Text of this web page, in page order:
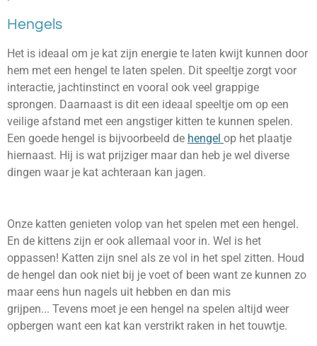
Hengels
Het is ideaal om je kat zijn energie te laten kwijt kunnen door
hem met een hengel te laten spelen. Dit speeltje zorgt voor
interactie, jachtinstinct en vooral ook veel grappige
sprongen. Daarnaast is dit een ideaal speeltje om op een
veilige afstand met een angstiger kitten te kunnen spelen.
Een goede hengel is bijvoorbeeld de hengel op het plaatje
hiernaast. Hij is wat prijziger maar dan heb je wel diverse
dingen waar je kat achteraan kan jagen.
Onze katten genieten volop van het spelen met een hengel.
En de kittens zijn er ook allemaal voor in. Wel is het
oppassen! Katten zijn snel als ze vol in het spel zitten. Houd
de hengel dan ook niet bij je voet of been want ze kunnen zo
maar eens hun nagels uit hebben en dan mis
grijpen... Tevens moet je een hengel na spelen altijd weer
opbergen want een kat kan verstrikt raken in het touwtje.